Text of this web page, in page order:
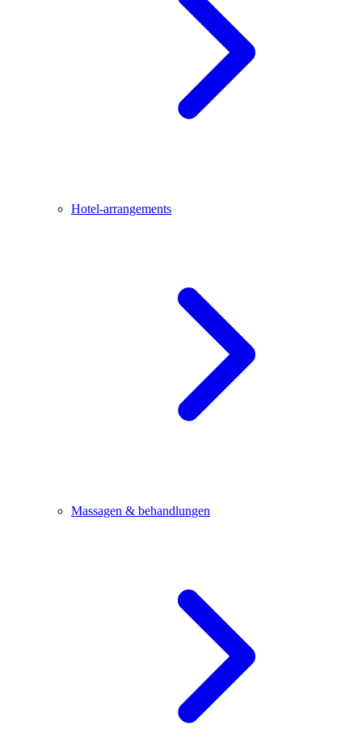
Hotel-arrangements
Massagen & behandlungen